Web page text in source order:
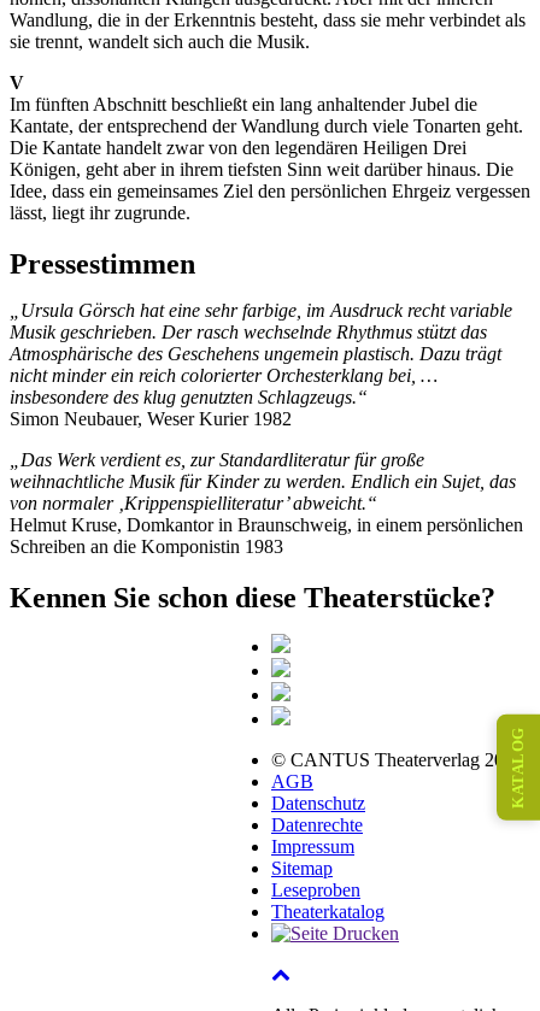
Wandlung, die in der Erkenntnis besteht, dass sie mehr verbindet als
sie trennt, wandelt sich auch die Musik.
V
Im fünften Abschnitt beschließt ein lang anhaltender Jubel die
Kantate, der entsprechend der Wandlung durch viele Tonarten geht.
Die Kantate handelt zwar von den legendären Heiligen Drei
Königen, geht aber in ihrem tiefsten Sinn weit darüber hinaus. Die
Idee, dass ein gemeinsames Ziel den persönlichen Ehrgeiz vergessen
lässt, liegt ihr zugrunde.
Pressestimmen
„Ursula Görsch hat eine sehr farbige, im Ausdruck recht variable
Musik geschrieben. Der rasch wechselnde Rhythmus stützt das
Atmosphärische des Geschehens ungemein plastisch. Dazu trägt
nicht minder ein reich colorierter Orchesterklang bei, …
insbesondere des klug genutzten Schlagzeugs.“
Simon Neubauer, Weser Kurier 1982
„Das Werk verdient es, zur Standardliteratur für große
weihnachtliche Musik für Kinder zu werden. Endlich ein Sujet, das
von normaler ‚Krippenspielliteratur’ abweicht.“
Helmut Kruse, Domkantor in Braunschweig, in einem persönlichen
Schreiben an die Komponistin 1983
Kennen Sie schon diese Theaterstücke?
© CANTUS Theaterverlag 2026
AGB
Datenschutz
Datenrechte
Impressum
Sitemap
Leseproben
Theaterkatalog
KATALOG